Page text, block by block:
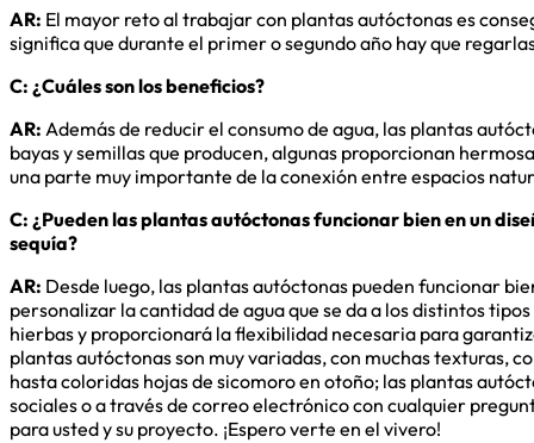
AR: El mayor reto al trabajar con plantas autóctonas es
significa que durante el primer o segundo año hay que
C: ¿Cuáles son los beneficios?
AR: Además de reducir el consumo de agua, las plantas
bayas y semillas que producen, algunas proporcionan
una parte muy importante de la conexión entre espacios
C: ¿Pueden las plantas autóctonas funcionar bien en un
sequía?
AR: Desde luego, las plantas autóctonas pueden funcionar
personalizar la cantidad de agua que se da a los distintos
hierbas y proporcionará la flexibilidad necesaria para
plantas autóctonas son muy variadas, con muchas texturas,
hasta coloridas hojas de sicomoro en otoño; las plantas
sociales o a través de correo electrónico con cualquier
para usted y su proyecto. ¡Espero verte en el vivero!